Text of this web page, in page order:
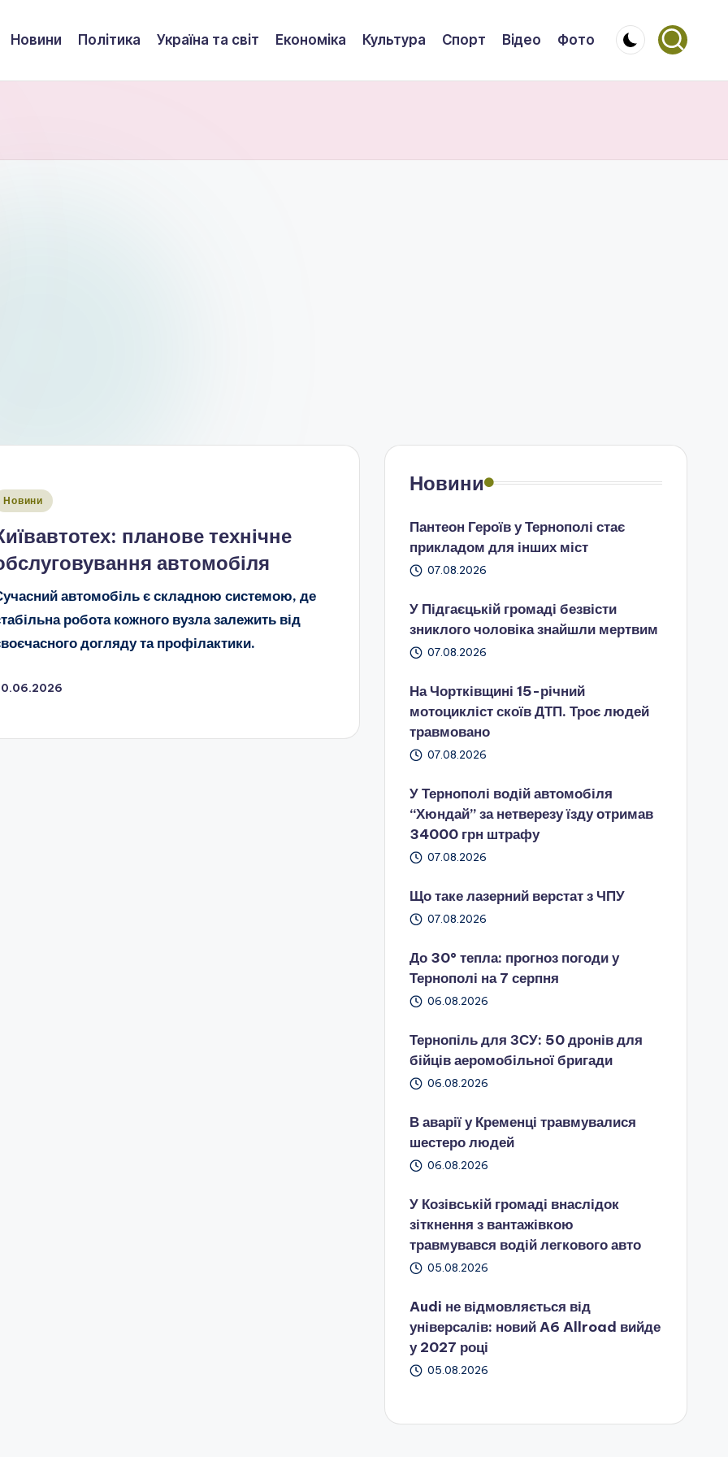
Новини Політика Україна та світ Економіка Культура Спорт Відео Фото
Новини
планове технічне
автомобіля
автомобіль є складною системою, де
робота кожного вузла залежить від
догляду та профілактики.
Новини
Пантеон Героїв у Тернополі стає
прикладом для інших міст
07.08.2026
У Підгаєцькій громаді безвісти
зниклого чоловіка знайшли мертвим
07.08.2026
На Чортківщині 15-річний
мотоцикліст скоїв ДТП. Троє людей
травмовано
07.08.2026
У Тернополі водій автомобіля
“Хюндай” за нетверезу їзду отримав
34000 грн штрафу
07.08.2026
Що таке лазерний верстат з ЧПУ
07.08.2026
До 30° тепла: прогноз погоди у
Тернополі на 7 серпня
06.08.2026
Тернопіль для ЗСУ: 50 дронів для
бійців аеромобільної бригади
06.08.2026
В аварії у Кременці травмувалися
шестеро людей
06.08.2026
У Козівській громаді внаслідок
зіткнення з вантажівкою
травмувався водій легкового авто
05.08.2026
Audi не відмовляється від
універсалів: новий A6 Allroad вийде
у 2027 році
05.08.2026